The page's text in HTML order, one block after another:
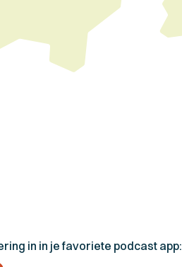
in in je favoriete podcast app: